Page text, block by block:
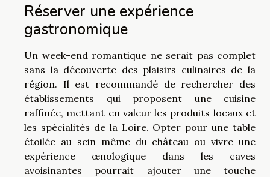
Réserver une expérience
gastronomique
Un week-end romantique ne serait pas complet
sans la découverte des plaisirs culinaires de la
région. Il est recommandé de rechercher des
établissements qui proposent une cuisine
raffinée, mettant en valeur les produits locaux et
les spécialités de la Loire. Opter pour une table
étoilée au sein même du château ou vivre une
expérience œnologique dans les caves
avoisinantes pourrait ajouter une touche